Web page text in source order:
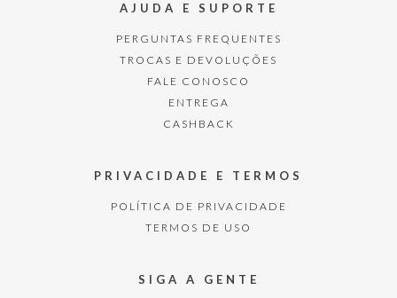
AJUDA E SUPORTE
PERGUNTAS FREQUENTES
TROCAS E DEVOLUÇÕES
FALE CONOSCO
ENTREGA
CASHBACK
PRIVACIDADE E TERMOS
POLÍTICA DE PRIVACIDADE
TERMOS DE USO
SIGA A GENTE